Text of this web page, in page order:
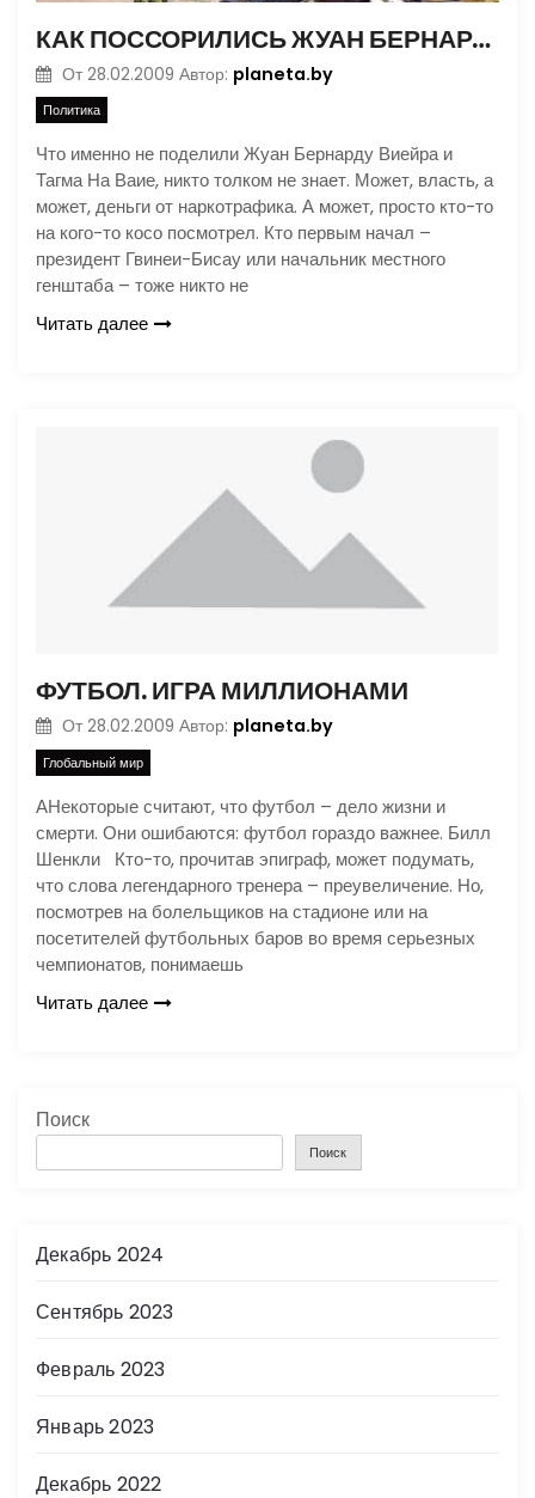
КАК ПОССОРИЛИСЬ ЖУАН БЕРНАРДУ ВИЕЙРА И ТАГМА НА ВАЙЕ
От 28.02.2009 Автор: planeta.by
Политика
Что именно не поделили Жуан Бернарду Виейра и
Тагма На Ваие, никто толком не знает. Может, власть, а
может, деньги от наркотрафика. А может, просто кто-то
на кого-то косо посмотрел. Кто первым начал –
президент Гвинеи-Бисау или начальник местного
генштаба – тоже никто не
Читать далее
ФУТБОЛ. ИГРА МИЛЛИОНАМИ
От 28.02.2009 Автор: planeta.by
Глобальный мир
АНекоторые считают, что футбол – дело жизни и
смерти. Они ошибаются: футбол гораздо важнее. Билл
Шенкли Кто-то, прочитав эпиграф, может подумать,
что слова легендарного тренера – преувеличение. Но,
посмотрев на болельщиков на стадионе или на
посетителей футбольных баров во время серьезных
чемпионатов, понимаешь
Читать далее
Поиск
Поиск
Декабрь 2024
Сентябрь 2023
Февраль 2023
Январь 2023
Декабрь 2022